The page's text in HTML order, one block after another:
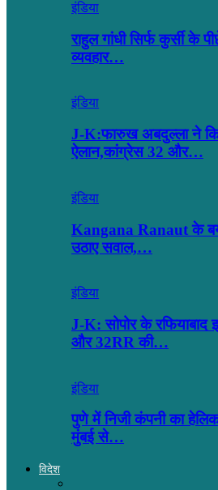
इंडिया
राहुल गांधी सिर्फ कुर्सी के
व्यवहार…
इंडिया
J-K:फारुख अबदुल्ला ने
ऐलान,कांग्रेस 32 और…
इंडिया
Kangana Ranaut के
उठाए सवाल,…
इंडिया
J-K: सोपोर के
और 32RR की…
इंडिया
पुणे में निजी कंपनी का
मुंबई से…
विदेश